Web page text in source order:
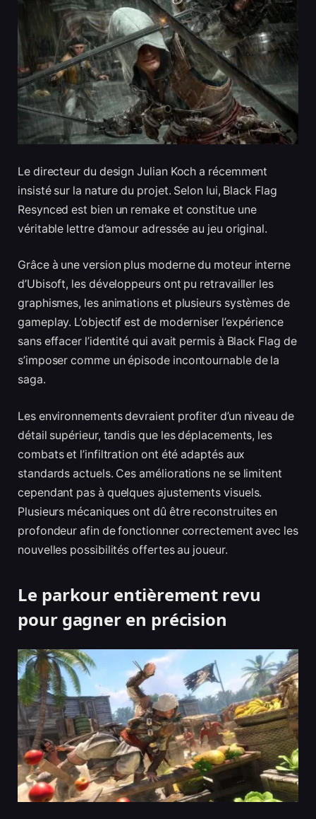
Le directeur du design Julian Koch a récemment
insisté sur la nature du projet. Selon lui, Black Flag
Resynced est bien un remake et constitue une
véritable lettre d’amour adressée au jeu original.
Grâce à une version plus moderne du moteur interne
d’Ubisoft, les développeurs ont pu retravailler les
graphismes, les animations et plusieurs systèmes de
gameplay. L’objectif est de moderniser l’expérience
sans effacer l’identité qui avait permis à Black Flag de
s’imposer comme un épisode incontournable de la
saga.
Les environnements devraient profiter d’un niveau de
détail supérieur, tandis que les déplacements, les
combats et l’infiltration ont été adaptés aux
standards actuels. Ces améliorations ne se limitent
cependant pas à quelques ajustements visuels.
Plusieurs mécaniques ont dû être reconstruites en
profondeur afin de fonctionner correctement avec les
nouvelles possibilités offertes au joueur.
Le parkour entièrement revu
pour gagner en précision